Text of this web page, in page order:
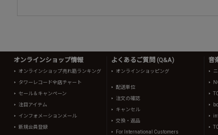
オンラインショップ情報
オンラインショップ売れ筋ランキング
タワーレコード全店チャート
セール＆キャンペーン
注目アイテム
インフォメーションメール
新規会員登録
よくあるご質問 (Q&A)
オンラインショッピング
配送単位
注文の確認
キャンセル
交換・返品
For International Customers
音